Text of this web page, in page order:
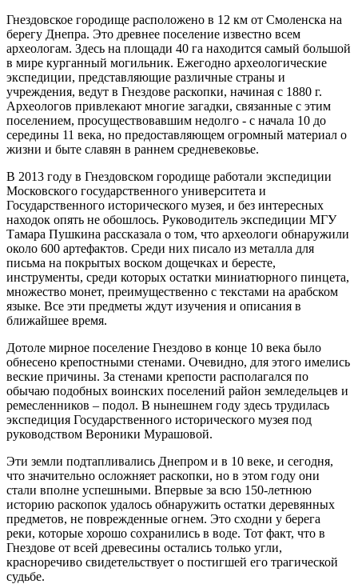
Гнездовское городище расположено в 12 км от Смоленска на
берегу Днепра. Это древнее поселение известно всем
археологам. Здесь на площади 40 га находится самый большой
в мире курганный могильник. Ежегодно археологические
экспедиции, представляющие различные страны и
учреждения, ведут в Гнездове раскопки, начиная с 1880 г.
Археологов привлекают многие загадки, связанные с этим
поселением, просуществовавшим недолго - с начала 10 до
середины 11 века, но предоставляющем огромный материал о
жизни и быте славян в раннем средневековье.
В 2013 году в Гнездовском городище работали экспедиции
Московского государственного университета и
Государственного исторического музея, и без интересных
находок опять не обошлось. Руководитель экспедиции МГУ
Тамара Пушкина рассказала о том, что археологи обнаружили
около 600 артефактов. Среди них писало из металла для
письма на покрытых воском дощечках и бересте,
инструменты, среди которых остатки миниатюрного пинцета,
множество монет, преимущественно с текстами на арабском
языке. Все эти предметы ждут изучения и описания в
ближайшее время.
Дотоле мирное поселение Гнездово в конце 10 века было
обнесено крепостными стенами. Очевидно, для этого имелись
веские причины. За стенами крепости располагался по
обычаю подобных воинских поселений район земледельцев и
ремесленников – подол. В нынешнем году здесь трудилась
экспедиция Государственного исторического музея под
руководством Вероники Мурашовой.
Эти земли подтапливались Днепром и в 10 веке, и сегодня,
что значительно осложняет раскопки, но в этом году они
стали вполне успешными. Впервые за всю 150-летнюю
историю раскопок удалось обнаружить остатки деревянных
предметов, не поврежденные огнем. Это сходни у берега
реки, которые хорошо сохранились в воде. Тот факт, что в
Гнездове от всей древесины остались только угли,
красноречиво свидетельствует о постигшей его трагической
судьбе.